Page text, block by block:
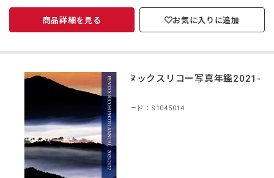
商品詳細を見る お気に入りに追加
ペンタックスリコー写真年鑑2021-
2022
商品コード：S1045014